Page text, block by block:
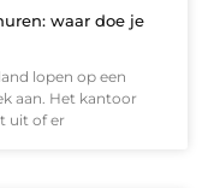
waar doe je
lopen op een
aan. Het kantoor
uit of er